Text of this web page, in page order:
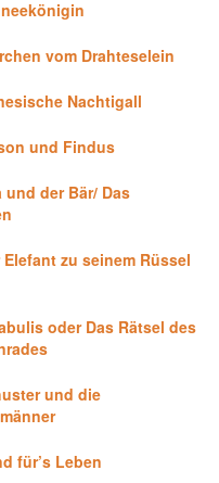
vom Drahteselein
Nachtigall
und Findus
und der Bär/ Das
Elefant zu seinem Rüssel
oder Das Rätsel des
und die
für’s Leben